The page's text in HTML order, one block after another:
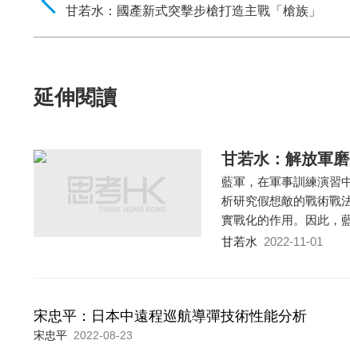
甘若水：國產新式突擊步槍打造主戰「槍族」
延伸閱讀
甘若水：解放軍
藍軍，在軍事訓練演習
析研究假想敵的戰術戰
實戰化的作用。因此，
甘若水 2022-11-01
宋忠平：日本中遠程巡航導彈技術性能分析
宋忠平 2022-08-23